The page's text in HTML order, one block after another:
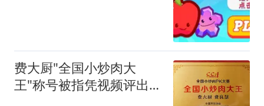
费大厨"全国小炒肉大
王"称号被指凭视频评出